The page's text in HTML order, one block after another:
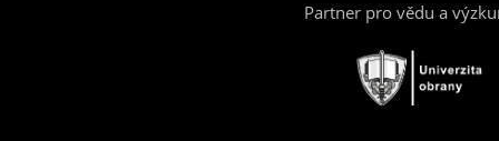
Partner pro vědu a